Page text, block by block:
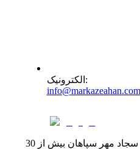
الکترونیک :
info@markazeahan.com
مرکزآهن با نام تجاری آهن سجاد مهر سپاهان بیش از 30